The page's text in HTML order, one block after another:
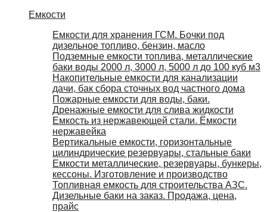
Емкости
Емкости для хранения ГСМ. Бочки под
дизельное топливо, бензин, масло
Подземные емкости топлива, металлические
баки воды 2000 л, 3000 л, 5000 л до 100 куб м3
Накопительные емкости для канализации
дачи, бак сбора сточных вод частного дома
Пожарные емкости для воды, баки.
Дренажные емкости для слива жидкости
Емкость из нержавеющей стали. Ёмкости
нержавейка
Вертикальные емкости, горизонтальные
цилиндрические резервуары, стальные баки
Емкости металлические, резервуары, бункеры,
кессоны. Изготовление и производство
Топливная емкость для строительства АЗС.
Дизельные баки на заказ. Продажа, цена,
прайс